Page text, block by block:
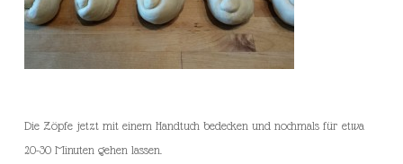
Die Zöpfe jetzt mit einem Handtuch bedecken und nochmals für etwa
20-30 Minuten gehen lassen.